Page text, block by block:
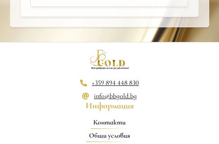
+359 894 448 830
info@bbgold.bg
Информация
Контакти
Общи условия